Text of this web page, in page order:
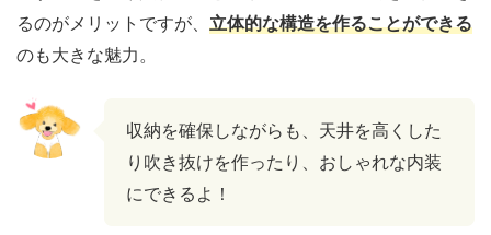
るのがメリットですが、 立体的な構造を作ることができる
のも大きな魅力。
収納を確保しながらも、天井を高くした
り吹き抜けを作ったり、おしゃれな内装
にできるよ！